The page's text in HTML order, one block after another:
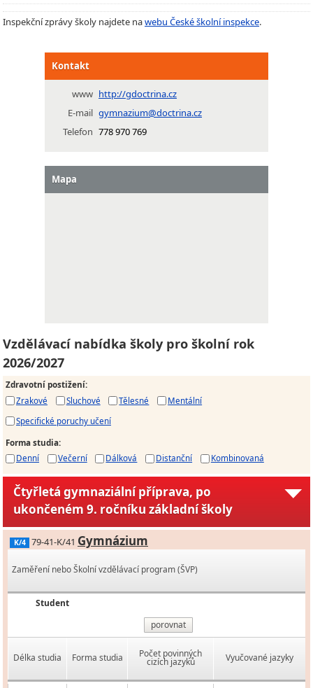
Inspekční zprávy školy najdete nawebu České školní inspekce.
Kontakt
www http://gdoctrina.cz
E-mail gymnazium@doctrina.cz
Telefon 778 970 769
Mapa
Vzdělávací nabídka školy pro školní rok
2026/2027
Zdravotní postižení:
Zrakové
Sluchové Tělesné
Mentální
Specifické poruchy učení
Forma studia:
Denní
Večerní Dálková Distanční Kombinovaná
Čtyřletá gymnaziální příprava, po
ukončeném 9. ročníku základní školy
K/4 79-41-K/41 Gymnázium
Zaměření nebo Školní vzdělávací program (ŠVP)
Student
porovnat
Délka studia Forma studia Počet povinných
cizích jazyků Vyučované jazyky